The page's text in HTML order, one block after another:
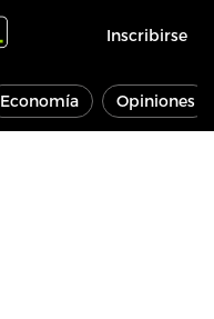
Inscribirse
Economía Opiniones